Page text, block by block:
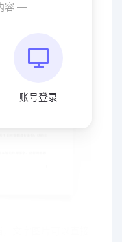
容 —
账号登录